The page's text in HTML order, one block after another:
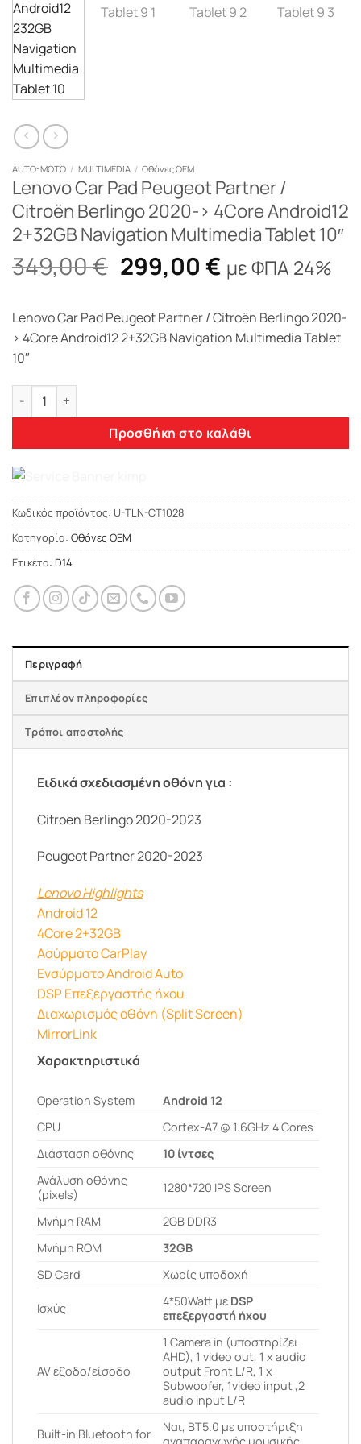
AUTO-MOTO / MULTIMEDIA / Οθόνες OEM
Lenovo Car Pad Peugeot Partner /
Citroën Berlingo 2020-> 4Core Android12
2+32GB Navigation Multimedia Tablet 10″
349,00€ Original
price
was:
349,00 €.
299,00 €Η
τρέχουσα
τιμή
είναι:
με ΦΠΑ 24%
Lenovo Car Pad Peugeot Partner / Citroën Berlingo 2020-
> 4Core Android12 2+32GB Navigation Multimedia Tablet
10″
Lenovo Car Pad Peugeot Partner / Citroën Berlingo 2020->
Προσθήκη στο καλάθι
Κωδικός προϊόντος: U-TLN-CT1028
Κατηγορία: Οθόνες OEM
Ετικέτα: D14
Περιγραφή
Επιπλέον πληροφορίες
Τρόποι αποστολής
Ειδικά σχεδιασμένη οθόνη για :
Citroen Berlingo 2020-2023
Peugeot Partner 2020-2023
Lenovo Highlights
Android 12
4Core 2+32GB
Ασύρματο CarPlay
Ενσύρματο Android Auto
DSP Επεξεργαστής ήχου
Διαχωρισμός οθόνη (Split Screen)
MirrorLink
Χαρακτηριστικά
Operation System
Android 12
CPU
Cortex-A7 @ 1.6GHz 4 Cores
Διάσταση οθόνης
10 ίντσες
Ανάλυση οθόνης
(pixels)
1280*720 IPS Screen
Μνήμη RAM
2GB DDR3
Μνήμη ROM
32GB
SD Card
Χωρίς υποδοχή
Ισχύς 4*50Watt με DSP
επεξεργαστή ήχου
AV έξοδο/είσοδο
1 Camera in (υποστηρίζει
AHD), 1 video out, 1 x audio
output Front L/R, 1 x
Subwoofer, 1video input ,2
audio input L/R
Built-in Bluetooth for
Ναι, BT5.0 με υποστήριξη